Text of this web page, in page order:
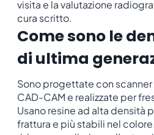
visita e la valutazione
cura scritto.
Come sono le
di ultima
Sono progettate con
CAD-CAM e realizzate per
Usano resine ad alta densità
frattura e più stabili nel